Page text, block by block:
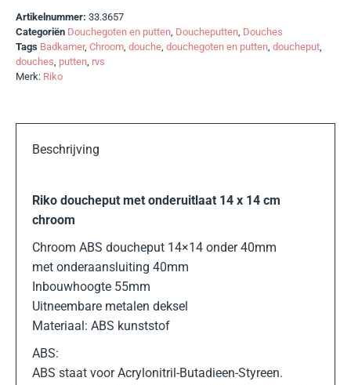
Artikelnummer: 33.3657
Categoriën Douchegoten en putten, Doucheputten, Douches
Tags Badkamer, Chroom, douche, douchegoten en putten, doucheput,
douches, putten, rvs
Merk: Riko
Beschrijving
Riko doucheput met onderuitlaat 14 x 14 cm
chroom
Chroom ABS doucheput 14×14 onder 40mm
met onderaansluiting 40mm
Inbouwhoogte 55mm
Uitneembare metalen deksel
Materiaal: ABS kunststof
ABS:
ABS staat voor Acrylonitril-Butadieen-Styreen.